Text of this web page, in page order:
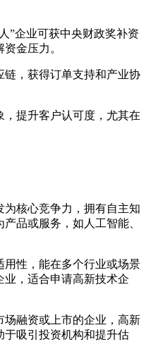
”企业可获中央财政奖补资
金压力。
链，获得订单支持和产业协
提升客户认可度，尤其在
核心竞争力，拥有自主知
品或服务，如人工智能、
用性，能在多个行业或场景
，适合申请高新技术企
融资或上市的企业，高新
于吸引投资机构和提升估